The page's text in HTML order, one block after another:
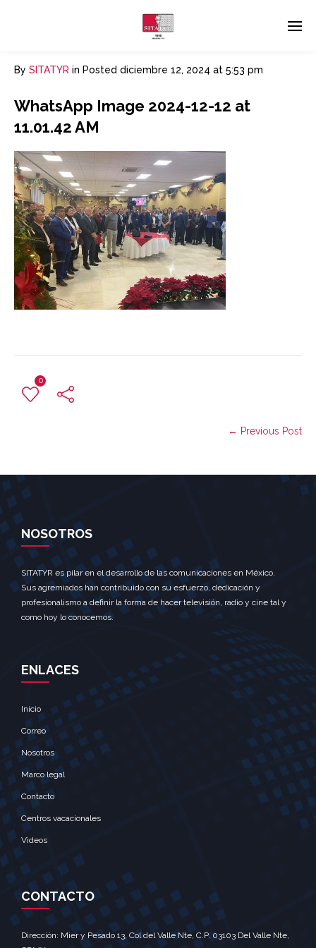
By SITATYR in Posted diciembre 12, 2024 at 5:53 pm
WhatsApp Image 2024-12-12 at
11.01.42 AM
0
← Previous Post
NOSOTROS
SITATYR es pilar en el desarrollo de las comunicaciones en México.
Sus agremiados han contribuido con su esfuerzo, dedicación y
profesionalismo a definir la forma de hacer televisión, radio y cine tal y
como hoy lo conocemos.
ENLACES
Inicio
Correo
Nosotros
Marco legal
Contacto
Centros vacacionales
Videos
CONTACTO
Dirección: Mier y Pesado 13, Col del Valle Nte, C.P. 03103 Del Valle Nte,